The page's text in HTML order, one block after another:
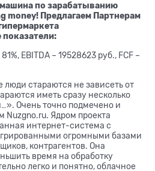
по зарабатыванию
money! Предлагаем Партнерам
EBITDA – 19528623 руб., FCF –
стараются не зависеть от
иметь сразу несколько
Очень точно подмечено и
Nuzgno.ru. Ядром проекта
интернет-система с
огромными базами
контрагентов. Она
время на обработку
легко и понятно, облачное